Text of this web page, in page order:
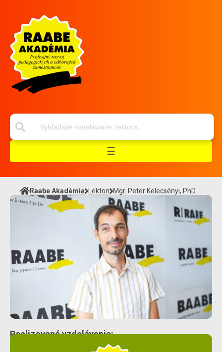
☰
Raabe Akadémia Lektori Mgr. Peter Kelecsényi, PhD.
Realizované vzdelávania: